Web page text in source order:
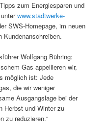
zum Energiesparen und
unterwww.stadtwerke-
SWS-Homepage, im neuen
Kundenanschreiben.
Wolfgang Bühring:
Gas appellieren wir,
möglich ist: Jede
die wir weniger
Ausgangslage bei der
Herbst und Winter zu
zu reduzieren.“